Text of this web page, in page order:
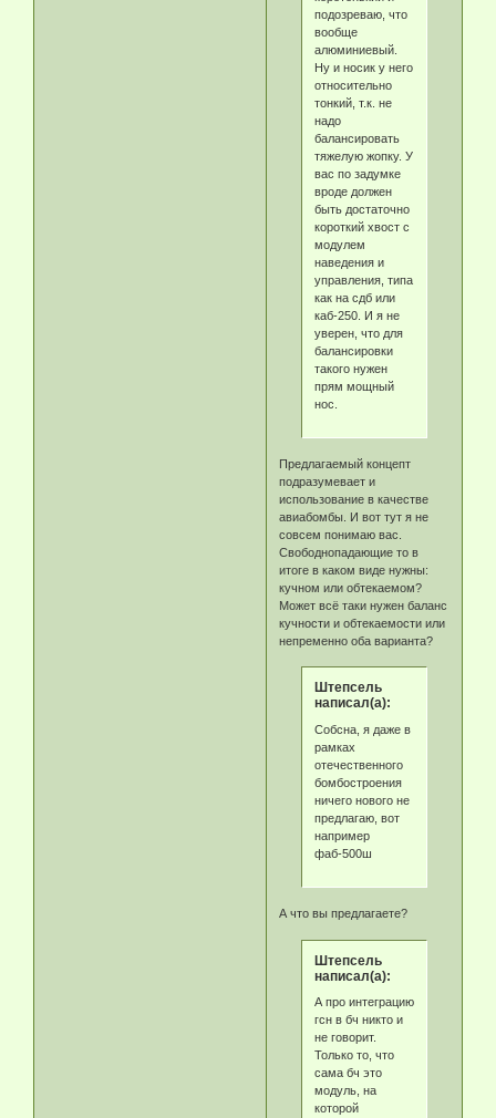
подозреваю, что
вообще
алюминиевый.
Ну и носик у него
относительно
тонкий, т.к. не
надо
балансировать
тяжелую жопку. У
вас по задумке
вроде должен
быть достаточно
короткий хвост с
модулем
наведения и
управления, типа
как на сдб или
каб-250. И я не
уверен, что для
балансировки
такого нужен
прям мощный
нос.
Предлагаемый концепт
подразумевает и
использование в качестве
авиабомбы. И вот тут я не
совсем понимаю вас.
Свободнопадающие то в
итоге в каком виде нужны:
кучном или обтекаемом?
Может всё таки нужен баланс
кучности и обтекаемости или
непременно оба варианта?
Штепсель
написал(а):
Собсна, я даже в
рамках
отечественного
бомбостроения
ничего нового не
предлагаю, вот
например
фаб-500ш
А что вы предлагаете?
Штепсель
написал(а):
А про интеграцию
гсн в бч никто и
не говорит.
Только то, что
сама бч это
модуль, на
которой